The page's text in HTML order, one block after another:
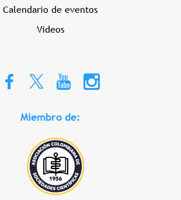
Calendario de eventos
Videos
Miembro de: